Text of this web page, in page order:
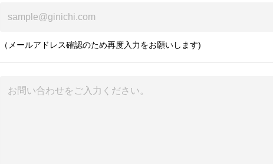
（メールアドレス確認のため再度入力をお願いします)